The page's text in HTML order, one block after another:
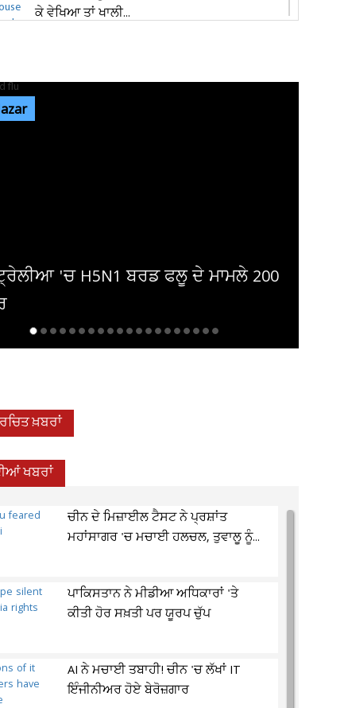
ਕੇ ਵੇਖਿਆ ਤਾਂ ਖਾਲੀ...
ਪੈਂਟਾਗਨ ਨੇ ਅਚਾਨਕ ਹਟਾ'ਤਾ ਚੋਟੀ ਦਾ ਅਮਰੀਕੀ
ਖ਼ਬਰਾਂ
ਖਬਰਾਂ
ਚੀਨ ਦੇ ਮਿਜ਼ਾਈਲ ਟੈਸਟ ਨੇ ਪ੍ਰਸ਼ਾਂਤ
ਮਹਾਂਸਾਗਰ 'ਚ ਮਚਾਈ ਹਲਚਲ, ਤੁਵਾਲੂ ਨੂੰ...
ਪਾਕਿਸਤਾਨ ਨੇ ਮੀਡੀਆ ਅਧਿਕਾਰਾਂ 'ਤੇ
ਕੀਤੀ ਹੋਰ ਸਖ਼ਤੀ ਪਰ ਯੂਰਪ ਚੁੱਪ
AI ਨੇ ਮਚਾਈ ਤਬਾਹੀ! ਚੀਨ 'ਚ ਲੱਖਾਂ IT
ਇੰਜੀਨੀਅਰ ਹੋਏ ਬੇਰੋਜ਼ਗਾਰ